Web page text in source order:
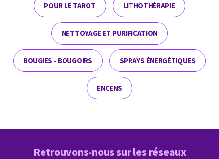
POUR LE TAROT LITHOTHÉRAPIE
NETTOYAGE ET PURIFICATION
BOUGIES - BOUGOIRS SPRAYS ÉNERGÉTIQUES
ENCENS
Retrouvons-nous sur les réseaux